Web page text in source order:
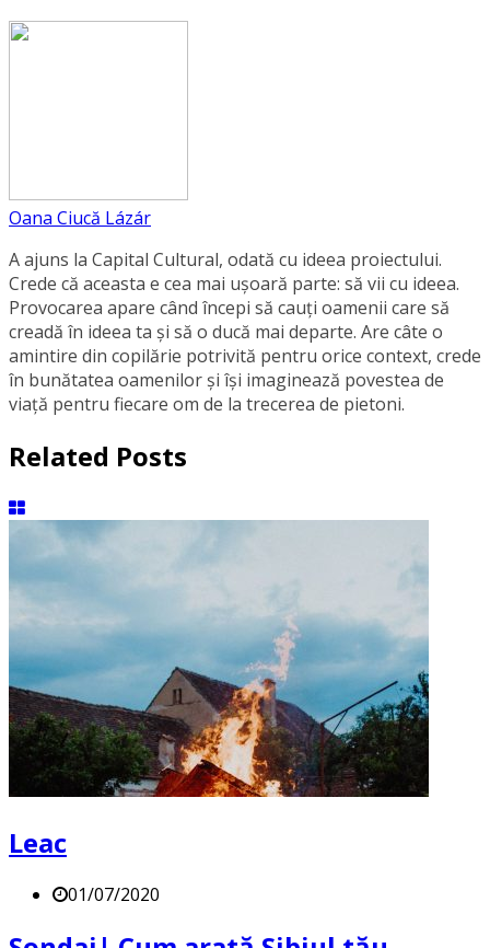
Oana Ciucă Lázár
A ajuns la Capital Cultural, odată cu ideea proiectului.
Crede că aceasta e cea mai ușoară parte: să vii cu ideea.
Provocarea apare când începi să cauți oamenii care să
creadă în ideea ta și să o ducă mai departe. Are câte o
amintire din copilărie potrivită pentru orice context, crede
în bunătatea oamenilor și își imaginează povestea de
viață pentru fiecare om de la trecerea de pietoni.
Related Posts
Leac
01/07/2020